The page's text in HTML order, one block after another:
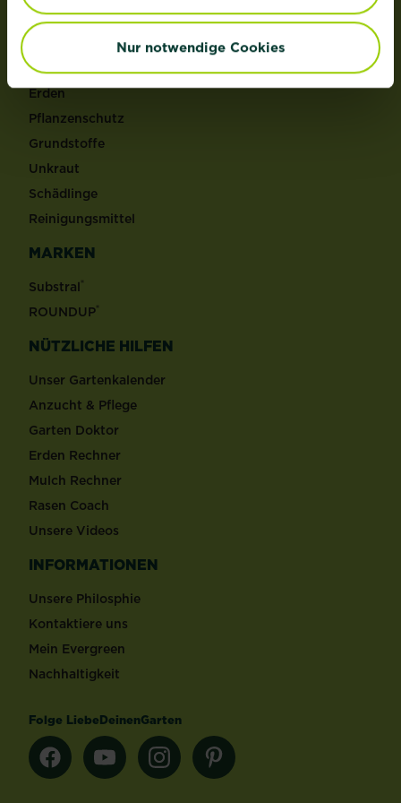
Nur notwendige Cookies
PRODUKTE
Dünger
Erden
Pflanzenschutz
Grundstoffe
Unkraut
Schädlinge
Reinigungsmittel
MARKEN
Substral®
ROUNDUP®
NÜTZLICHE HILFEN
Unser Gartenkalender
Anzucht & Pflege
Garten Doktor
Erden Rechner
Mulch Rechner
Rasen Coach
Unsere Videos
INFORMATIONEN
Unsere Philosphie
Kontaktiere uns
Mein Evergreen
Nachhaltigkeit
Folge LiebeDeinenGarten